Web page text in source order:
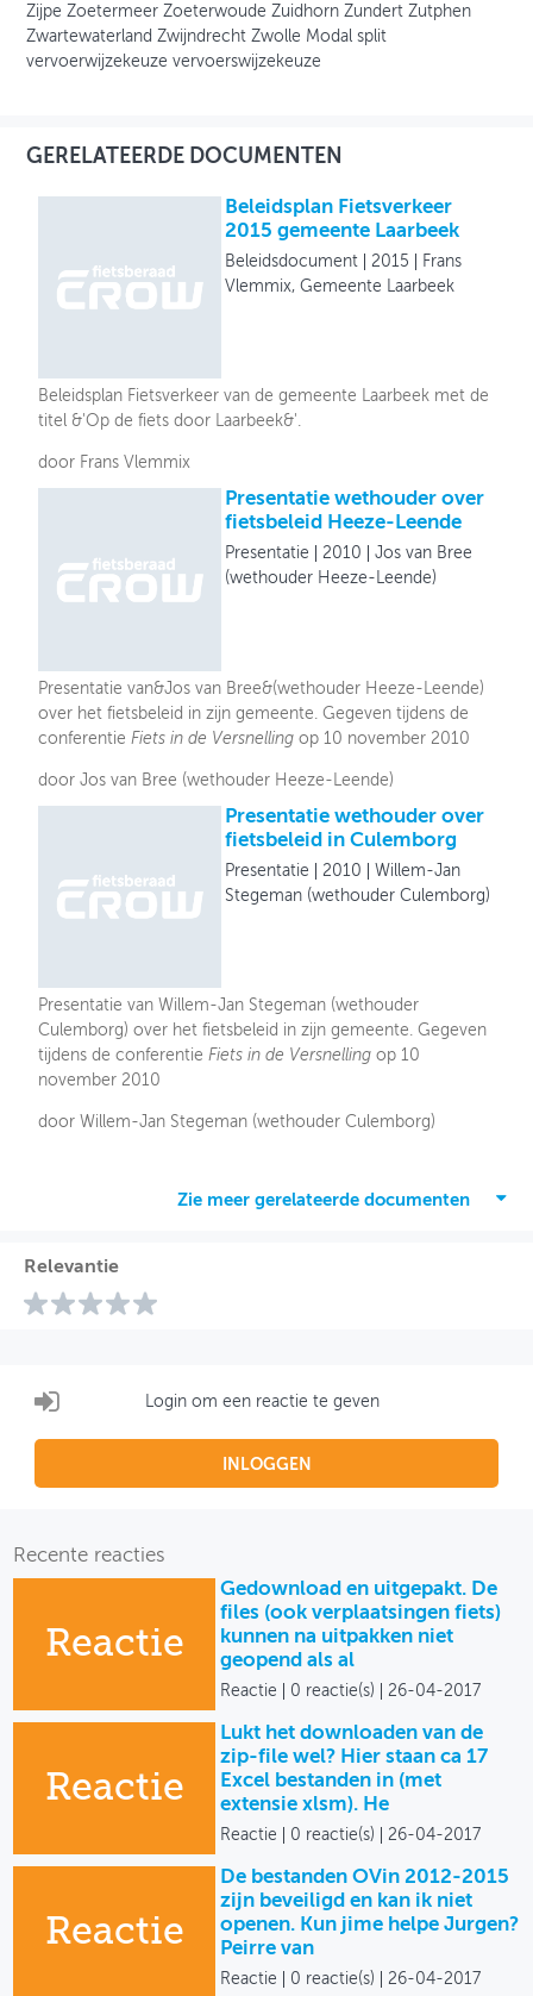
Zijpe Zoetermeer Zoeterwoude Zuidhorn Zundert Zutphen
Zwartewaterland Zwijndrecht Zwolle Modal split
vervoerwijzekeuze vervoerswijzekeuze
GERELATEERDE DOCUMENTEN
Beleidsplan Fietsverkeer
2015 gemeente Laarbeek
Beleidsdocument 2015
Frans
Vlemmix, Gemeente Laarbeek
Beleidsplan Fietsverkeer van de gemeente Laarbeek met de
titel &'Op de fiets door Laarbeek&'.
door Frans Vlemmix
Presentatie wethouder over
fietsbeleid Heeze-Leende
Presentatie 2010
Jos van Bree
(wethouder Heeze-Leende)
Presentatie van&Jos van Bree&(wethouder Heeze-Leende)
over het fietsbeleid in zijn gemeente. Gegeven tijdens de
conferentie Fiets in de Versnelling op 10 november 2010
door Jos van Bree (wethouder Heeze-Leende)
Presentatie wethouder over
fietsbeleid in Culemborg
Presentatie 2010
Willem-Jan
Stegeman (wethouder Culemborg)
Presentatie van Willem-Jan Stegeman (wethouder
Culemborg) over het fietsbeleid in zijn gemeente. Gegeven
tijdens de conferentie Fiets in de Versnelling op 10
november 2010
door Willem-Jan Stegeman (wethouder Culemborg)
Zie meer gerelateerde documenten
Relevantie
Login om een reactie te geven
INLOGGEN
Recente reacties
Reactie
Gedownload en uitgepakt. De
files (ook verplaatsingen fiets)
kunnen na uitpakken niet
geopend als al
Reactie 0 reactie(s) 26-04-2017
Reactie
Lukt het downloaden van de
zip-file wel? Hier staan ca 17
Excel bestanden in (met
extensie xlsm). He
Reactie 0 reactie(s) 26-04-2017
Reactie
De bestanden OVin 2012-2015
zijn beveiligd en kan ik niet
openen. Kun jime helpe Jurgen?
Peirre van
Reactie 0 reactie(s) 26-04-2017